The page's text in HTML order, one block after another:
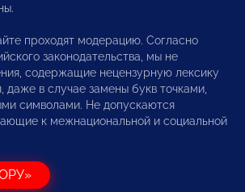
проходят модерацию. Согласно
законодательства, мы не
содержащие нецензурную лексику
даже в случае замены букв точками,
символами. Не допускаются
к межнациональной и социальной